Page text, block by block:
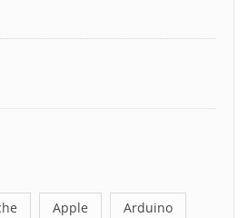
Apple Arduino